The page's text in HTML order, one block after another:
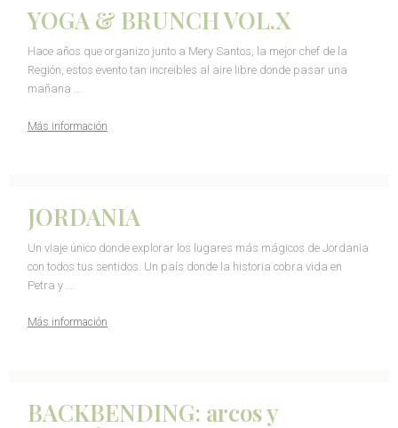
YOGA & BRUNCH VOL.X
Hace años que organizo junto a Mery Santos, la mejor chef de la
Región, estos evento tan increibles al aire libre donde pasar una
mañana …
Más información
JORDANIA
Un viaje único donde explorar los lugares más mágicos de Jordania
con todos tus sentidos. Un país donde la historia cobra vida en
Petra y …
Más información
BACKBENDING: arcos y